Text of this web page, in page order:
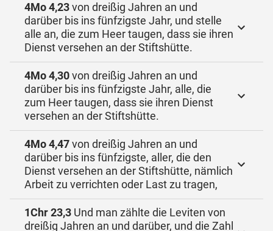
4Mo 4,23von dreißig Jahren an und
darüber bis ins fünfzigste Jahr, und stelle
alle an, die zum Heer taugen, dass sie ihren
Dienst versehen an der Stiftshütte.
4Mo 4,30von dreißig Jahren an und
darüber bis ins fünfzigste Jahr, alle, die
zum Heer taugen, dass sie ihren Dienst
versehen an der Stiftshütte.
4Mo 4,47von dreißig Jahren an und
darüber bis ins fünfzigste, aller, die den
Dienst versehen an der Stiftshütte, nämlich
Arbeit zu verrichten oder Last zu tragen,
1Chr 23,3 Und man zählte die Leviten von
dreißig Jahren an und darüber, und die Zahl